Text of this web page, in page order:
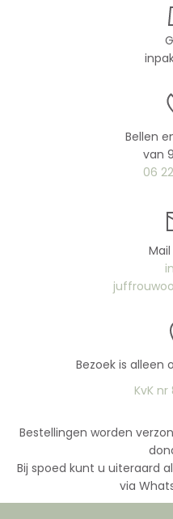
Bellen
van
06
Bezoek is alleen
KvK
Bestellingen worden
Bij spoed kunt u uiteraard
via